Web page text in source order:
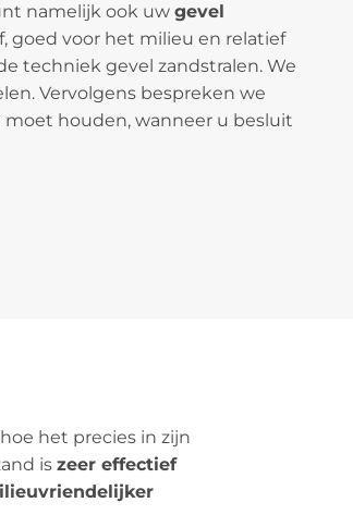
namelijk ook uw gevel
goed voor het milieu en relatief
techniek gevel zandstralen. We
Vervolgens bespreken we
houden, wanneer u besluit
het precies in zijn
is zeer effectief